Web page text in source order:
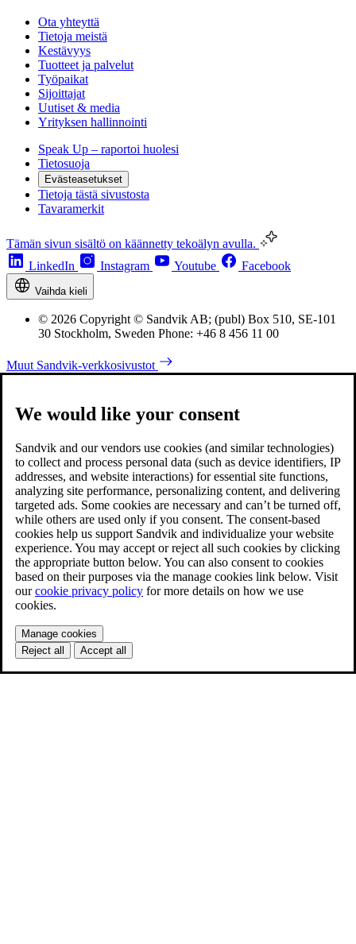
Ota yhteyttä
Tietoja meistä
Kestävyys
Tuotteet ja palvelut
Työpaikat
Sijoittajat
Uutiset & media
Yrityksen hallinnointi
Speak Up – raportoi huolesi
Tietosuoja
Evästeasetukset
Tietoja tästä sivustosta
Tavaramerkit
Tämän sivun sisältö on käännetty tekoälyn avulla.
LinkedIn
Instagram Youtube Facebook
Vaihda kieli
© 2026 Copyright © Sandvik AB; (publ) Box 510, SE-101
30 Stockholm, Sweden Phone: +46 8 456 11 00
Muut Sandvik-verkkosivustot
We would like your consent
Sandvik and our vendors use cookies (and similar technologies)
to collect and process personal data (such as device identifiers, IP
addresses, and website interactions) for essential site functions,
analyzing site performance, personalizing content, and delivering
targeted ads. Some cookies are necessary and can’t be turned off,
while others are used only if you consent. The consent-based
cookies help us support Sandvik and individualize your website
experience. You may accept or reject all such cookies by clicking
the appropriate button below. You can also consent to cookies
based on their purposes via the manage cookies link below. Visit
ourcookie privacy policy for more details on how we use
cookies.
Manage cookies
Reject all
Accept all